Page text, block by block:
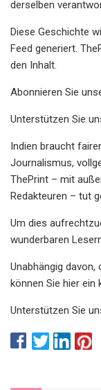
derselben
Diese Geschichte
Feed generiert.
den Inhalt.
Abonnieren Sie
Unterstützen Sie
Indien braucht
Journalismus,
ThePrint – mit
Redakteuren – tut
Um dies
wunderbaren
Unabhängig davon,
können Sie hier
Unterstützen Sie